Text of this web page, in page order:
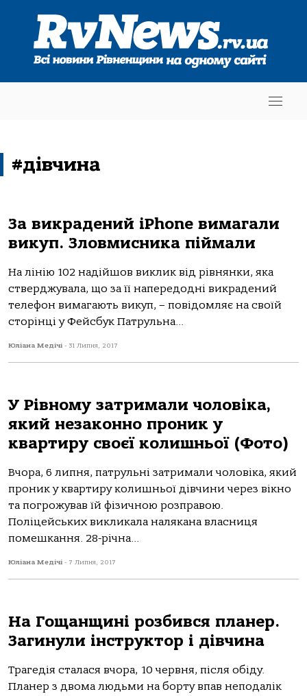
#дівчина
За викрадений iPhone вимагали
викуп. Зловмисника піймали
На лінію 102 надійшов виклик від рівнянки, яка
стверджувала, що за її напередодні викрадений
телефон вимагають викуп, – повідомляє на своїй
сторінці у Фейсбук Патрульна...
Юліана Медічі - 31 Липня, 2017
У Рівному затримали чоловіка,
який незаконно проник у
квартиру своєї колишньої (Фото)
Вчора, 6 липня, патрульні затримали чоловіка, який
проник у квартиру колишньої дівчини через вікно
та погрожував їй фізичною розправою.
Поліцейських викликала налякана власниця
помешкання. 28-річна...
Юліана Медічі - 7 Липня, 2017
На Гощанщині розбився планер.
Загинули інструктор і дівчина
Трагедія сталася вчора, 10 червня, після обіду.
Планер з двома людьми на борту впав неподалік